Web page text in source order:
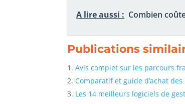
A lire aussi : Combien
Publications
Avis complet sur les parcours
Comparatif et guide d’achat
Les 14 meilleurs logiciels de